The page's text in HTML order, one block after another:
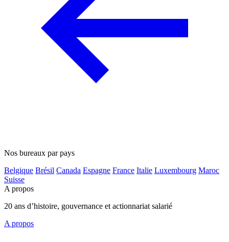
Nos bureaux par pays
Belgique Brésil Canada Espagne France Italie Luxembourg Maroc
Suisse
A propos
20 ans d’histoire, gouvernance et actionnariat salarié
A propos